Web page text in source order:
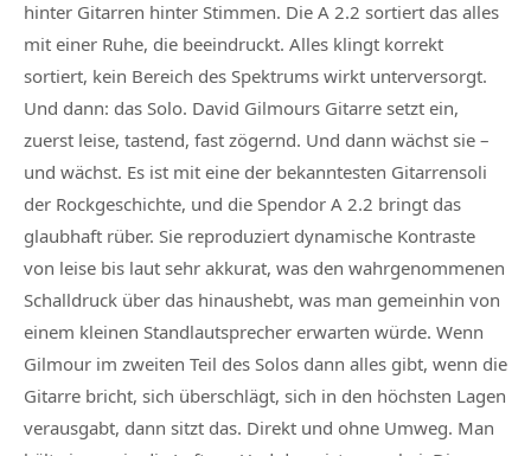
hinter Gitarren hinter Stimmen. Die A 2.2 sortiert das alles
mit einer Ruhe, die beeindruckt. Alles klingt korrekt
sortiert, kein Bereich des Spektrums wirkt unterversorgt.
Und dann: das Solo. David Gilmours Gitarre setzt ein,
zuerst leise, tastend, fast zögernd. Und dann wächst sie –
und wächst. Es ist mit eine der bekanntesten Gitarrensoli
der Rockgeschichte, und die Spendor A 2.2 bringt das
glaubhaft rüber. Sie reproduziert dynamische Kontraste
von leise bis laut sehr akkurat, was den wahrgenommenen
Schalldruck über das hinaushebt, was man gemeinhin von
einem kleinen Standlautsprecher erwarten würde. Wenn
Gilmour im zweiten Teil des Solos dann alles gibt, wenn die
Gitarre bricht, sich überschlägt, sich in den höchsten Lagen
verausgabt, dann sitzt das. Direkt und ohne Umweg. Man